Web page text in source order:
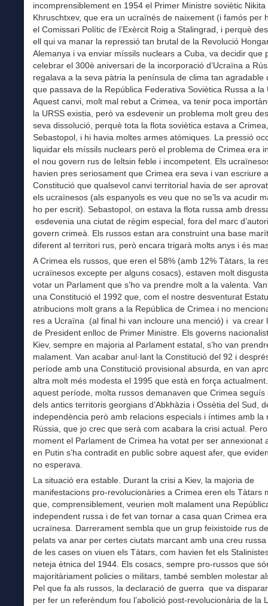
incomprensiblement en 1954 el Primer Ministre soviètic Nikita
Khruschtxev, que era un ucraïnés de naixement (i famós per
el Comissari Polític de l’Exèrcit Roig a Stalingrad, i perquè
ell qui va manar la repressió tan brutal de la Revolució
Alemanya i va enviar míssils nuclears a Cuba, va decidir que
celebrar el 300è aniversari de la incorporació d’Ucraïna a
regalava a la seva pàtria la península de clima tan agradable
que passava de la República Federativa Soviètica Russa a la
Aquest canvi, molt mal rebut a Crimea, va tenir poca
la URSS existia, però va esdevenir un problema molt greu
seva dissolució, perquè tota la flota soviètica estava a
Sebastopol, i hi havia moltes armes atòmiques. La pressió
liquidar els míssils nuclears però el problema de Crimea era
el nou govern rus de Ieltsin feble i incompetent. Els
havien pres seriosament que Crimea era seva i van escriure
Constitució que qualsevol canvi territorial havia de ser
els ucraïnesos (als espanyols es veu que no se’ls va acudir
ho per escrit). Sebastopol, on estava la flota russa amb
esdevenia una ciutat de règim especial, fora del marc
govern crimeà. Els russos estan ara construint una base
diferent al territori rus, però encara trigarà molts anys i és
A Crimea els russos, que eren el 58% (amb 12% Tàtars, la
ucraïnesos excepte per alguns cosacs), estaven molt
votar un Parlament que s’ho va prendre molt a la valenta.
una Constitució el 1992 que, com el nostre desventurat
atribucions molt grans a la República de Crimea i no
res a Ucraïna (al final hi van incloure una menció) i va crear
de President enlloc de Primer Ministre. Els governs
Kiev, sempre en majoria al Parlament estatal, s’ho van
malament. Van acabar anul·lant la Constitució del 92 i
període amb una Constitució provisional absurda, en van
altra molt més modesta el 1995 que està en força
aquest període, molta russos demanaven que Crimea seguís
dels antics territoris georgians d’Abkhàzia i Ossètia del Sud,
independència però amb relacions especials i íntimes amb la
Rússia, que jo crec que serà com acabara la crisi actual.
moment el Parlament de Crimea ha votat per ser annexionat
en Putin s’ha contradit en public sobre aquest afer, que
no esperava.
La situació era estable. Durant la crisi a Kiev, la majoria de
manifestacions pro-revolucionàries a Crimea eren els Tàtars
que, comprensiblement, veurien molt malament una
independent russa i de fet van tornar a casa quan Crimea era
ucraïnesa. Darrerament sembla que un grup feixistoide rus
pelats va anar per certes ciutats marcant amb una creu
de les cases on viuen els Tàtars, com havien fet els
neteja ètnica del 1944. Els cosacs, sempre pro-russos que
majoritàriament policies o militars, també semblen molestar
Pel que fa als russos, la declaració de guerra que va disparar
per fer un referèndum fou l’abolició post-revolucionària de la